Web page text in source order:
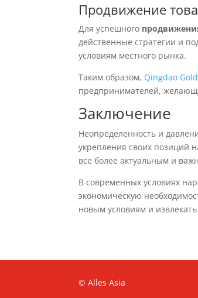
Продвижение
Для успешного
действенные стратегии и
условиям местного рынка.
Таким образом, Qingdao
предпринимателей,
Заключение
Неопределенность и
укрепления своих позиций
все более актуальным и
В современных условиях
экономическую
новым условиям и
© Alles Asia